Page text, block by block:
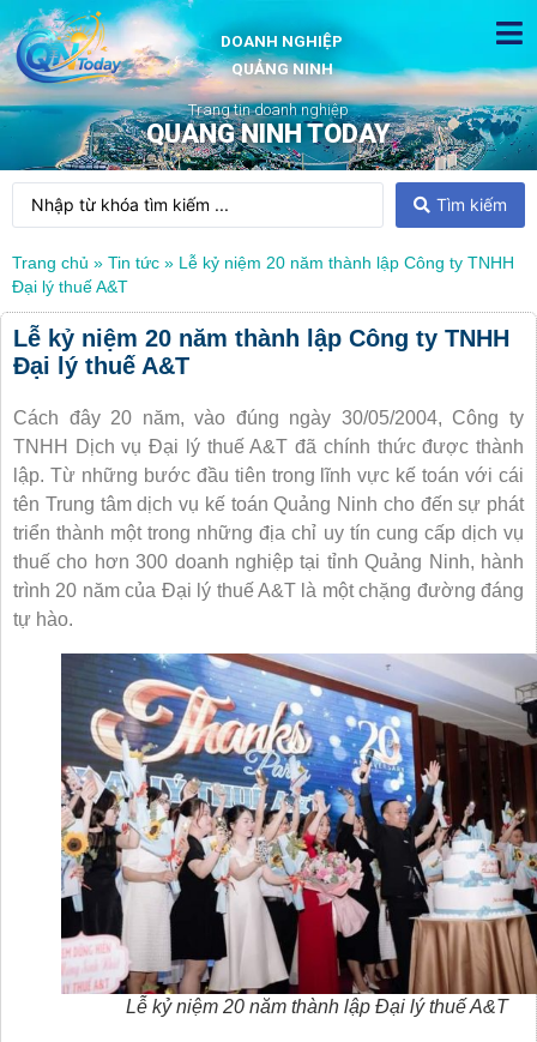
DOANH NGHIỆP
QUẢNG NINH
Trang tin doanh nghiệp
QUANG NINH TODAY
Tìm kiếm
Trang chủ » Tin tức » Lễ kỷ niệm 20 năm thành lập Công ty TNHH
Đại lý thuế A&T
Lễ kỷ niệm 20 năm thành lập Công ty TNHH
Đại lý thuế A&T
Cách đây 20 năm, vào đúng ngày 30/05/2004, Công ty
TNHH Dịch vụ Đại lý thuế A&T đã chính thức được thành
lập. Từ những bước đầu tiên trong lĩnh vực kế toán với cái
tên Trung tâm dịch vụ kế toán Quảng Ninh cho đến sự phát
triển thành một trong những địa chỉ uy tín cung cấp dịch vụ
thuế cho hơn 300 doanh nghiệp tại tỉnh Quảng Ninh, hành
trình 20 năm của Đại lý thuế A&T là một chặng đường đáng
tự hào.
Lễ kỷ niệm 20 năm thành lập Đại lý thuế A&T